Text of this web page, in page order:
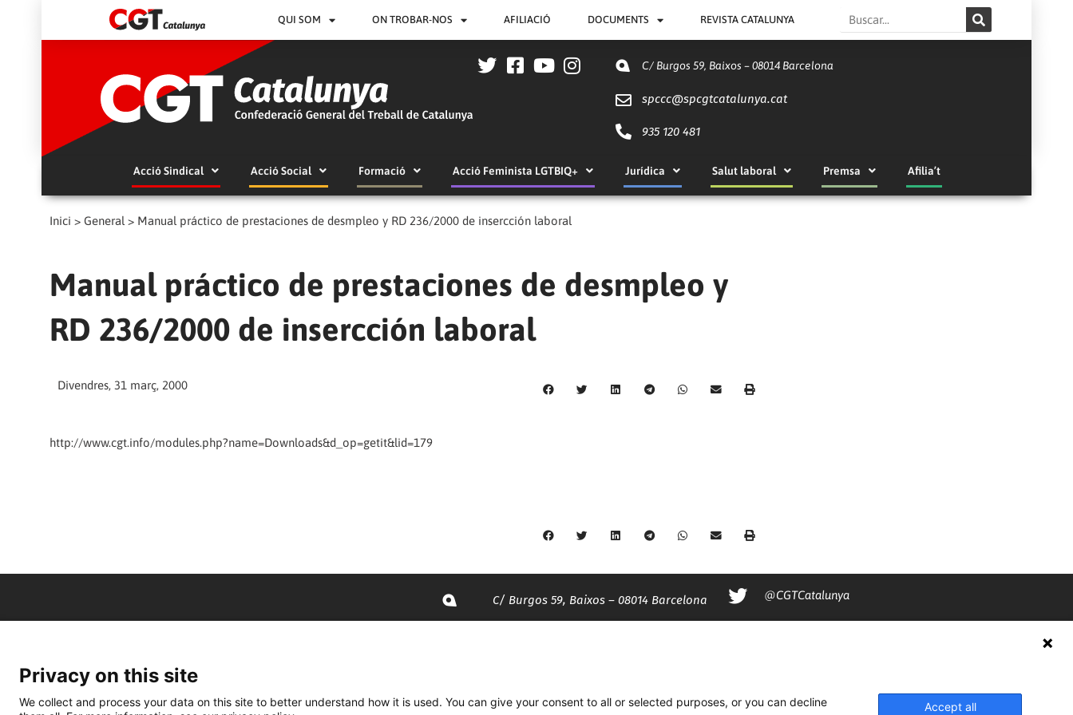
QUI SOM ON TROBAR-NOS AFILIACIÓ DOCUMENTS REVISTA CATALUNYA Search
C/ Burgos 59, Baixos – 08014 Barcelona
spccc@spcgtcatalunya.cat
935 120 481
Acció Sindical Acció Social Formació Acció Feminista LGTBIQ+ Jurídica Salut laboral Premsa Afilia’t
Inici > General > Manual práctico de prestaciones de desmpleo y RD 236/2000 de insercción laboral
Manual práctico de prestaciones de desmpleo y
RD 236/2000 de insercción laboral
Divendres, 31 març, 2000
http://www.cgt.info/modules.php?name=Downloads&d_op=getit&lid=179
C/ Burgos 59, Baixos – 08014 Barcelona
935 120 481
@CGTCatalunya
Privacy on this site
We collect and process your data on this site to better understand how it is used. You can give your consent to all or selected purposes, or you can decline
Accept all